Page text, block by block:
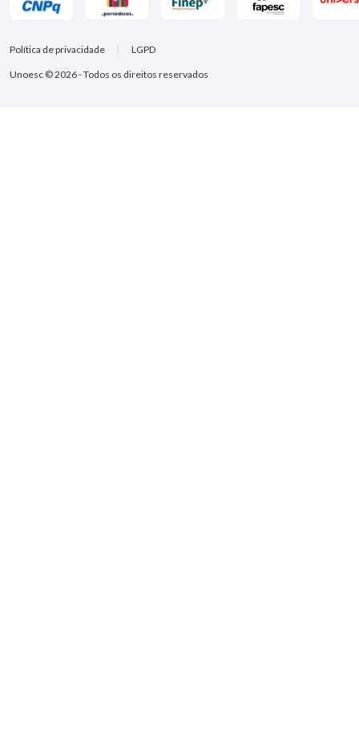
Unoesc © 2026 - Todos os direitos reservados
Política de privacidade LGPD